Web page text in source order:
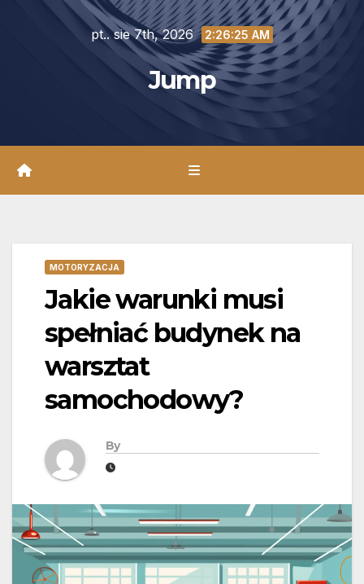
pt.. sie 7th, 2026 2:26:27 AM
Jump
MOTORYZACJA
Jakie warunki musi
spełniać budynek na
warsztat
samochodowy?
By